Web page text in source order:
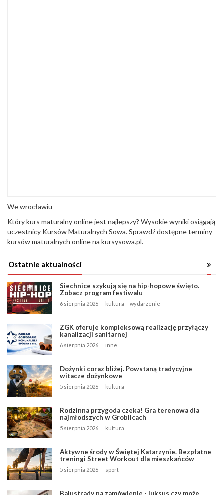
We wrocławiu
Którykurs maturalny onlinejest najlepszy? Wysokie wyniki osiągają
uczestnicy Kursów Maturalnych Sowa. Sprawdź dostępne terminy
kursów maturalnych online na kursysowa.pl.
Ostatnie aktualności
Siechnice szykują się na hip-hopowe święto.
Zobacz program festiwalu
6 sierpnia 2026 kultura wydarzenie
ZGK oferuje kompleksową realizację przyłączy
kanalizacji sanitarnej
6 sierpnia 2026 inne
Dożynki coraz bliżej. Powstaną tradycyjne
witacze dożynkowe
5 sierpnia 2026 kultura
Rodzinna przygoda czeka! Gra terenowa dla
najmłodszych w Groblicach
5 sierpnia 2026 kultura
Aktywne środy w Świętej Katarzynie. Bezpłatne
treningi Street Workout dla mieszkańców
5 sierpnia 2026 sport